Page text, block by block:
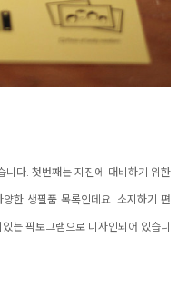
니다. 첫번째는 지진에 대비하기 위한
한 생필품 목록인데요. 소지하기 편
는 픽토그램으로 디자인되어 있습니